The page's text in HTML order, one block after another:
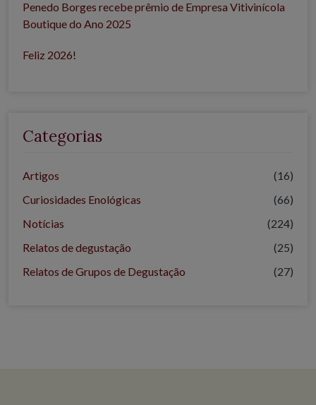
Penedo Borges recebe prêmio de Empresa Vitivinícola
Boutique do Ano 2025
Feliz 2026!
Categorias
Artigos
(16)
Curiosidades Enológicas
(66)
Notícias
(224)
Relatos de degustação
(25)
Relatos de Grupos de Degustação
(27)